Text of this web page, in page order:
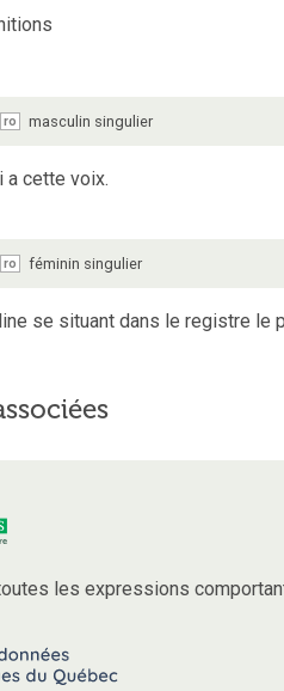
ro masculin singulier
a cette voix.
ro féminin singulier
se situant dans le registre le
les expressions